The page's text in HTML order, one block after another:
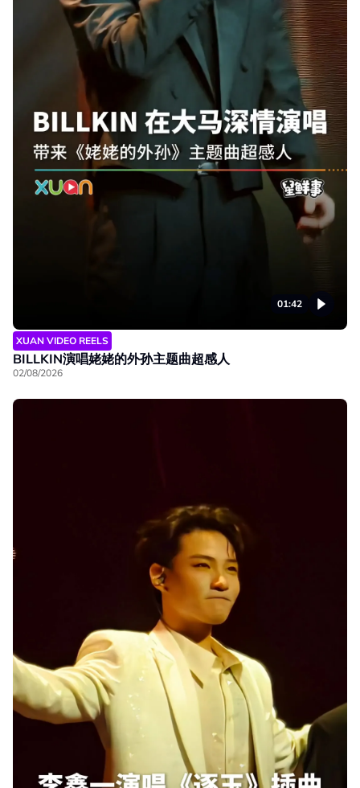
01:42
XUAN VIDEO REELS
BILLKIN演唱姥姥的外孙主题曲超感人
02/08/2026